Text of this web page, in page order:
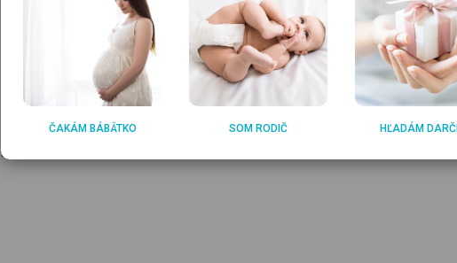
Známky a príznaky pôrodu
ČAKÁM BÁBÄTKO SOM RODIČ HĽADÁM